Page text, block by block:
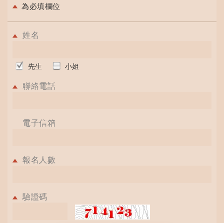
為必填欄位
姓名
先生 小姐
聯絡電話
電子信箱
報名人數
驗證碼